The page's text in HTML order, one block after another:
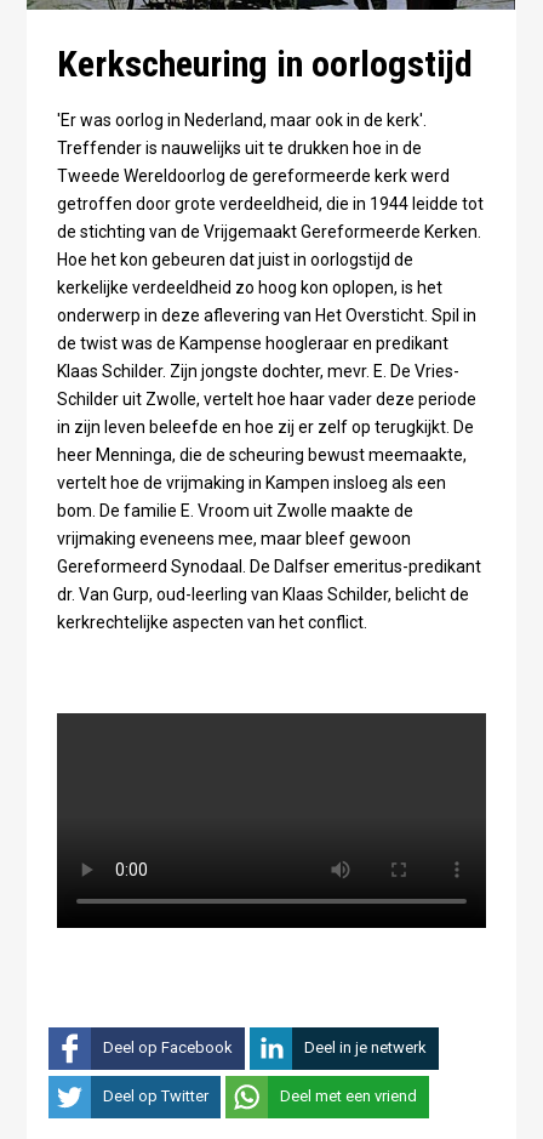
Kerkscheuring in oorlogstijd
'Er was oorlog in Nederland, maar ook in de kerk'.
Treffender is nauwelijks uit te drukken hoe in de
Tweede Wereldoorlog de gereformeerde kerk werd
getroffen door grote verdeeldheid, die in 1944 leidde tot
de stichting van de Vrijgemaakt Gereformeerde Kerken.
Hoe het kon gebeuren dat juist in oorlogstijd de
kerkelijke verdeeldheid zo hoog kon oplopen, is het
onderwerp in deze aflevering van Het Oversticht. Spil in
de twist was de Kampense hoogleraar en predikant
Klaas Schilder. Zijn jongste dochter, mevr. E. De Vries-
Schilder uit Zwolle, vertelt hoe haar vader deze periode
in zijn leven beleefde en hoe zij er zelf op terugkijkt. De
heer Menninga, die de scheuring bewust meemaakte,
vertelt hoe de vrijmaking in Kampen insloeg als een
bom. De familie E. Vroom uit Zwolle maakte de
vrijmaking eveneens mee, maar bleef gewoon
Gereformeerd Synodaal. De Dalfser emeritus-predikant
dr. Van Gurp, oud-leerling van Klaas Schilder, belicht de
kerkrechtelijke aspecten van het conflict.
Deel op Facebook Deel in je netwerk
Deel op Twitter Deel met een vriend